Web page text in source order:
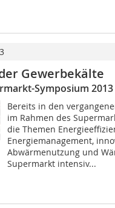
Gewerbekälte
Symposium 2013
Bereits in den
im Rahmen des
die Themen
Energiemanagement,
Abwärmenutzung und
Supermarkt intensiv...